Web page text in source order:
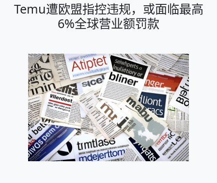
Temu遭欧盟指控违规，或面临最高
6%全球营业额罚款